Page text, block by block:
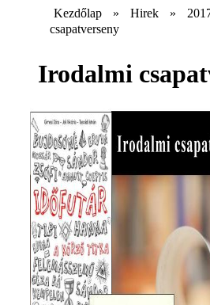
Kezdőlap » Hirek »
csapatverseny
Irodalmi